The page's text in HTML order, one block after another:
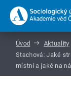
Úvod Aktuality
Stachová: Jaké
místní a jaké na